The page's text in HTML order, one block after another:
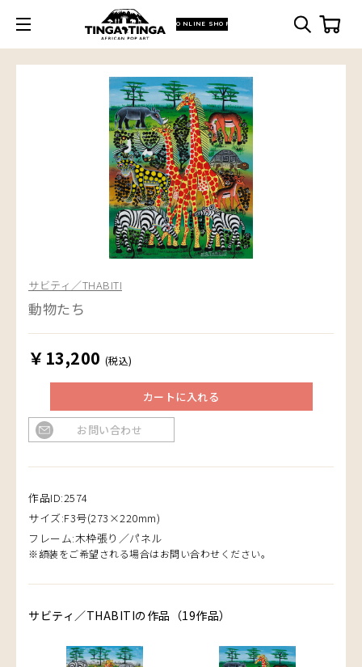
ONLINE SHOP
サビティ／THABITI
動物たち
￥13,200 (税込)
カートに入れる
お問い合わせ
作品ID:2574
サイズ:F3号(273×220mm)
フレーム:木枠張り／パネル
※額装をご希望される場合はお問い合わせください。
サビティ／THABITIの作品（19作品）